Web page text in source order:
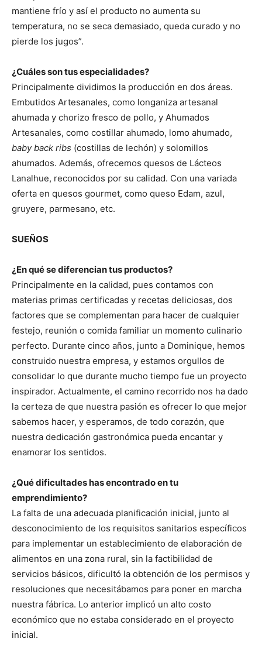
mantiene frío y así el producto no aumenta su
temperatura, no se seca demasiado, queda curado y no
pierde los jugos”.
¿Cuáles son tus especialidades?
Principalmente dividimos la producción en dos áreas.
Embutidos Artesanales, como longaniza artesanal
ahumada y chorizo fresco de pollo, y Ahumados
Artesanales, como costillar ahumado, lomo ahumado,
baby back ribs (costillas de lechón) y solomillos
ahumados. Además, ofrecemos quesos de Lácteos
Lanalhue, reconocidos por su calidad. Con una variada
oferta en quesos gourmet, como queso Edam, azul,
gruyere, parmesano, etc.
SUEÑOS
¿En qué se diferencian tus productos?
Principalmente en la calidad, pues contamos con
materias primas certificadas y recetas deliciosas, dos
factores que se complementan para hacer de cualquier
festejo, reunión o comida familiar un momento culinario
perfecto. Durante cinco años, junto a Dominique, hemos
construido nuestra empresa, y estamos orgullos de
consolidar lo que durante mucho tiempo fue un proyecto
inspirador. Actualmente, el camino recorrido nos ha dado
la certeza de que nuestra pasión es ofrecer lo que mejor
sabemos hacer, y esperamos, de todo corazón, que
nuestra dedicación gastronómica pueda encantar y
enamorar los sentidos.
¿Qué dificultades has encontrado en tu
emprendimiento?
La falta de una adecuada planificación inicial, junto al
desconocimiento de los requisitos sanitarios específicos
para implementar un establecimiento de elaboración de
alimentos en una zona rural, sin la factibilidad de
servicios básicos, dificultó la obtención de los permisos y
resoluciones que necesitábamos para poner en marcha
nuestra fábrica. Lo anterior implicó un alto costo
económico que no estaba considerado en el proyecto
inicial.